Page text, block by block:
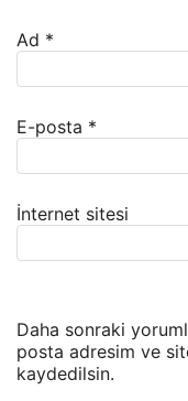
Ad *
E-posta *
İnternet sitesi
Daha sonraki
posta adresim ve
kaydedilsin.